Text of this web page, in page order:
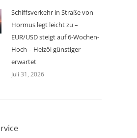
Schiffsverkehr in Straße von
Hormus legt leicht zu –
EUR/USD steigt auf 6-Wochen-
Hoch – Heizöl günstiger
erwartet
Juli 31, 2026